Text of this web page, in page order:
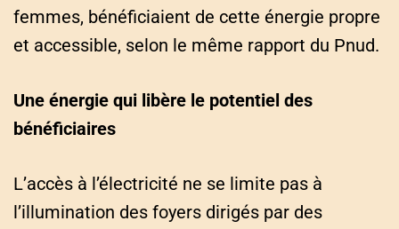
femmes, bénéficiaient de cette énergie propre
et accessible, selon le même rapport du Pnud.
Une énergie qui libère le potentiel des
bénéficiaires
L’accès à l’électricité ne se limite pas à
l’illumination des foyers dirigés par des